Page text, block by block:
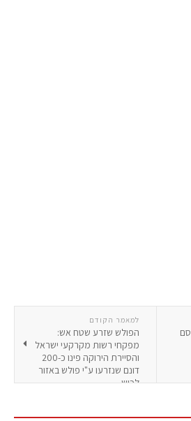
למאמר הקודם
הפולש שזרע שטח אש:
מפקחי רשות מקרקעי ישראל
והסיירת הירוקה פינו כ-200
דונם שנזרעו ע"י פולש באזור
לכיש